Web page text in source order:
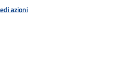
azioni